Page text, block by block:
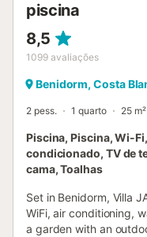
piscina
8,5
1099 avaliações
Benidorm, Costa
2 pess. 1 quarto 25 m²
Piscina, Piscina, Wi-
condicionado, TV de
cama, Toalhas
Set in Benidorm, Villa
WiFi, air conditioning,
a garden with an